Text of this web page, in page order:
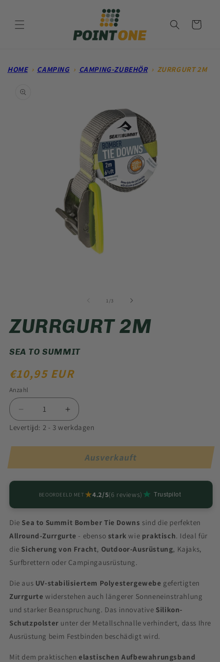
Inhalt
Warenkorb
HOME› CAMPING› CAMPING-ZUBEHÖR› ZURRGURT 2M
1 /von
3
ZURRGURT 2M
SEA TO SUMMIT
NORMALER
PREIS
€10,95 EUR
Anzahl
Verringere
die
Menge
für
Erhöhe
die
Menge
für
Zurrgurt
Levertijd: 2 - 3 werkdagen
Ausverkauft
BEOORDEELD MET ★4.2/5(6 reviews) Trustpilot
Die Sea to Summit Bomber Tie Downs sind die perfekten
Allround-Zurrgurte - ebenso stark wie praktisch. Ideal für
die Sicherung von Fracht, Outdoor-Ausrüstung, Kajaks,
Surfbrettern oder Campingausrüstung.
Die aus UV-stabilisiertem Polyestergewebe gefertigten
Zurrgurte widerstehen auch längerer Sonneneinstrahlung
und starker Beanspruchung. Das innovative Silikon-
Schutzpolster unter der Metallschnalle verhindert, dass Ihre
Ausrüstung beim Festbinden beschädigt wird.
Mit dem praktischen elastischen Aufbewahrungsband